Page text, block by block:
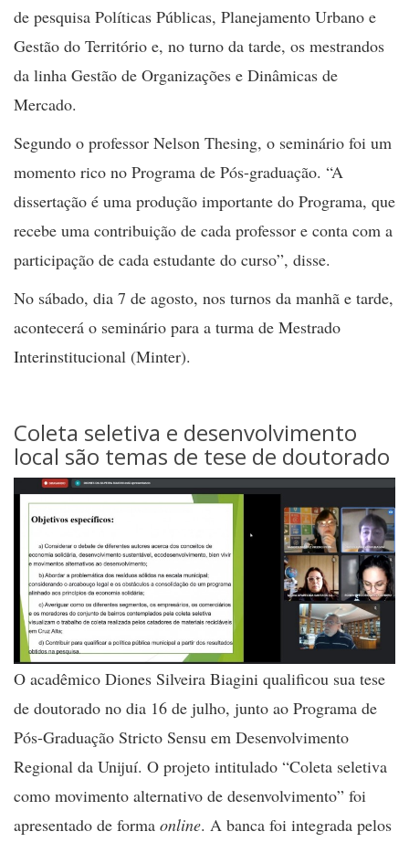
de pesquisa Políticas Públicas, Planejamento Urbano e
Gestão do Território e, no turno da tarde, os mestrandos
da linha Gestão de Organizações e Dinâmicas de
Mercado.
Segundo o professor Nelson Thesing, o seminário foi um
momento rico no Programa de Pós-graduação. “A
dissertação é uma produção importante do Programa, que
recebe uma contribuição de cada professor e conta com a
participação de cada estudante do curso”, disse.
No sábado, dia 7 de agosto, nos turnos da manhã e tarde,
acontecerá o seminário para a turma de Mestrado
Interinstitucional (Minter).
Coleta seletiva e desenvolvimento
local são temas de tese de doutorado
O acadêmico Diones Silveira Biagini qualificou sua tese
de doutorado no dia 16 de julho, junto ao Programa de
Pós-Graduação Stricto Sensu em Desenvolvimento
Regional da Unijuí. O projeto intitulado “Coleta seletiva
como movimento alternativo de desenvolvimento” foi
apresentado de forma online. A banca foi integrada pelos